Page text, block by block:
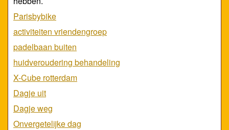
Parisbybike
activiteiten vriendengroep
padelbaan buiten
huidveroudering behandeling
X-Cube rotterdam
Dagje uit
Dagje weg
Onvergetelijke dag